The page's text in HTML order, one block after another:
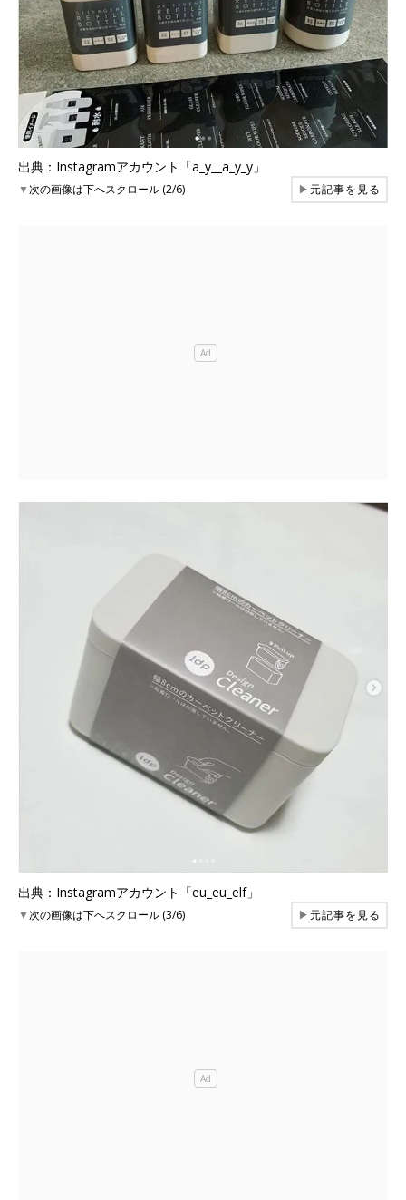
出典：Instagramアカウント「a_y__a_y_y」
▼次の画像は下へスクロール (2/6) ▶元記事を見る
出典：Instagramアカウント「eu_eu_elf」
▼次の画像は下へスクロール (3/6) ▶元記事を見る